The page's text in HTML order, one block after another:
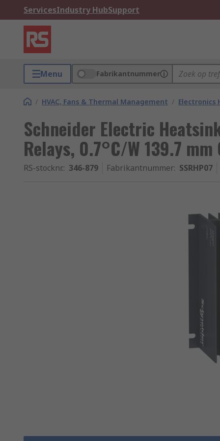
ServicesIndustry HubSupport
Menu Fabrikantnummer
/ HVAC, Fans & Thermal Management / Electronics
Schneider Electric
Relays, 0.7°C/W 139.7
RS-stocknr.: 346-879 Fabrikantnummer: SSRHP07